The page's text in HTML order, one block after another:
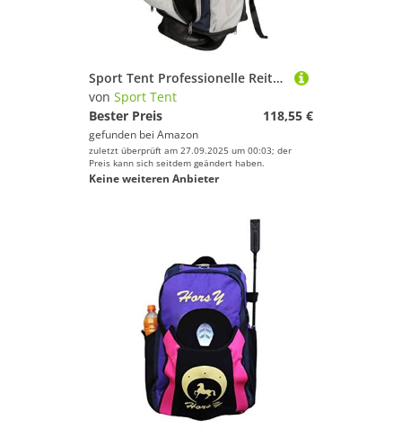
Sport Tent Professionelle Reitsport Stiefeltasche Reitstiefelrucksack Reitstiefeltasche Oxford Kombitasche wasserdichte Große Reittasche für Helm Stiefel Rucksack
von Sport Tent
Bester Preis
118,55 €
gefunden bei Amazon
zuletzt überprüft am 27.09.2025 um 00:03; der
Preis kann sich seitdem geändert haben.
Keine weiteren Anbieter